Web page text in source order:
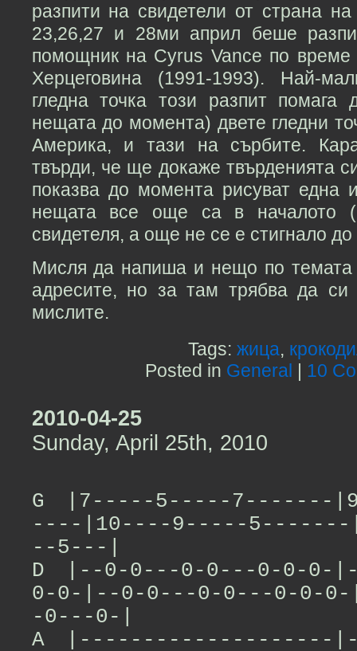
разпити на свидетели от страна
23,26,27 и 28ми април беше
помощник на Cyrus Vance по
Херцеговина (1991-1993). Най-
гледна точка този разпит
нещата до момента) двете гледни
Америка, и тази на сърбите.
твърди, че ще докаже твърденията
показва до момента рисуват една
нещата все още са в началото
свидетеля, а още не се е стигнало до
Мисля да напиша и нещо по темата
адресите, но за там трябва да си
мислите.
Tags: жица,
Posted in General 10
2010-04-25
Sunday, April 25th, 2010
G |7-----5-----7-------
----|10----9-----
--5---|
D |--0-0---0-0---0-0-0-
0-0-|--0-0---0-0---0-0-
-0---0-|
A |--------------------